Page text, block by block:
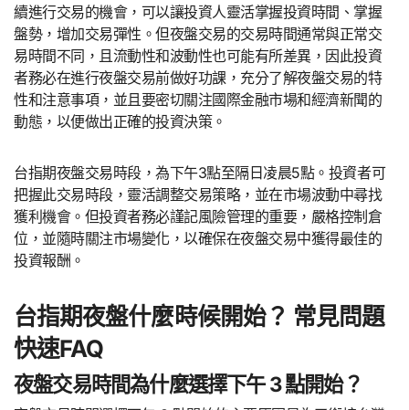
續進行交易的機會，可以讓投資人靈活掌握投資時間、掌握
盤勢，增加交易彈性。但夜盤交易的交易時間通常與正常交
易時間不同，且流動性和波動性也可能有所差異，因此投資
者務必在進行夜盤交易前做好功課，充分了解夜盤交易的特
性和注意事項，並且要密切關注國際金融市場和經濟新聞的
動態，以便做出正確的投資決策。
台指期夜盤交易時段，為下午3點至隔日凌晨5點。投資者可
把握此交易時段，靈活調整交易策略，並在市場波動中尋找
獲利機會。但投資者務必謹記風險管理的重要，嚴格控制倉
位，並隨時關注市場變化，以確保在夜盤交易中獲得最佳的
投資報酬。
台指期夜盤什麼時候開始？ 常見問題
快速FAQ
夜盤交易時間為什麼選擇下午 3 點開始？